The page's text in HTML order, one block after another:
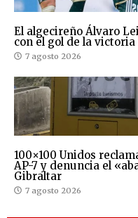
El algecireño Álvaro
con el gol de la
7 agosto 2026
100×100 Unidos
AP-7 y denuncia el
Gibraltar
7 agosto 2026